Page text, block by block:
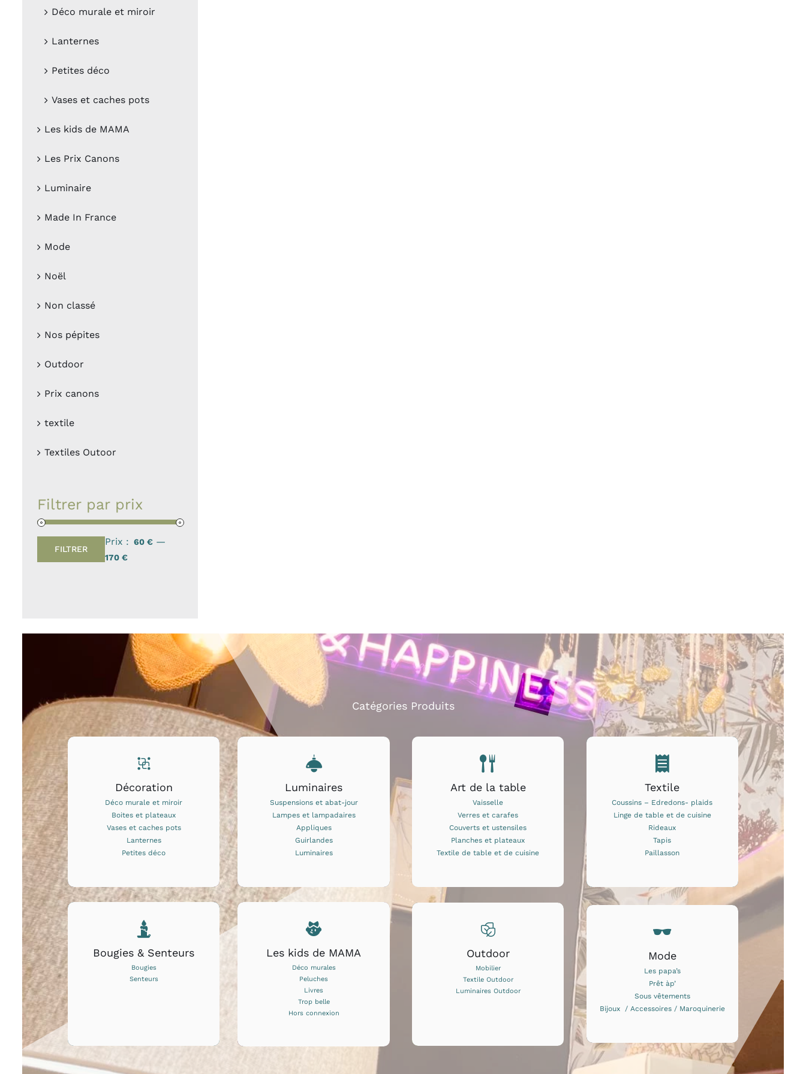
Déco murale et miroir
Lanternes
Petites déco
Vases et caches pots
Les kids de MAMA
Les Prix Canons
Luminaire
Made In France
Mode
Noël
Non classé
Nos pépites
Outdoor
Prix canons
textile
Textiles Outoor
Filtrer par prix
FILTRER
Prix : 60 € —
170 €
Catégories Produits
Décoration
Déco murale et miroir
Boites et plateaux
Vases et caches pots
Lanternes
Petites déco
Luminaires
Suspensions et abat-jour
Lampes et lampadaires
Appliques
Guirlandes
Luminaires
Art de la table
Vaisselle
Verres et carafes
Couverts et ustensiles
Planches et plateaux
Textile de table et de cuisine
Textile
Coussins – Edredons- plaids
Linge de table et de cuisine
Rideaux
Tapis
Paillasson
Bougies & Senteurs
Bougies
Senteurs
Les kids de MAMA
Déco murales
Peluches
Livres
Trop belle
Hors connexion
Outdoor
Mobilier
Textile Outdoor
Luminaires Outdoor
Mode
Les papa’s
Prêt àp’
Sous vêtements
Bijoux / Accessoires / Maroquinerie